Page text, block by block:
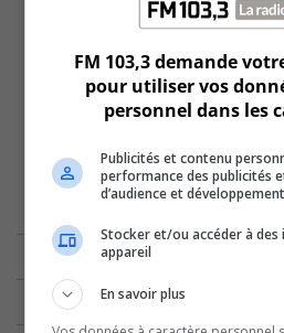
FM 103,3 demande
pour utiliser vos
personnel dans les
Publicités et contenu
performance des publicités
d’audience et
Stocker et/ou accéder à
appareil
En savoir plus